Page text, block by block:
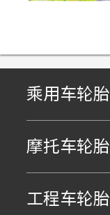
乘用车轮胎
摩托车轮胎
工程车轮胎